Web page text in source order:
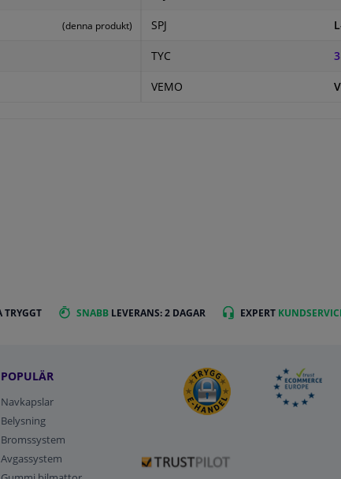
(denna produkt) SPJ
TYC
VEMO
TRYGGT SNABB LEVERANS: 2 DAGAR EXPERT
POPULÄR
Navkapslar
Belysning
Bromssystem
Avgassystem